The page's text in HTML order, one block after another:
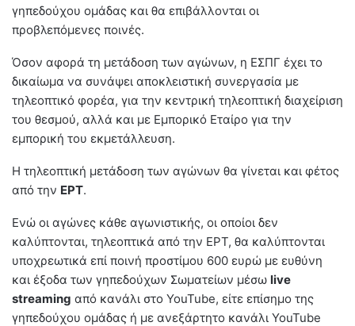
γηπεδούχου ομάδας και θα επιβάλλονται οι
προβλεπόμενες ποινές.
Όσον αφορά τη μετάδοση των αγώνων, η ΕΣΠΓ έχει το
δικαίωμα να συνάψει αποκλειστική συνεργασία με
τηλεοπτικό φορέα, για την κεντρική τηλεοπτική διαχείριση
του θεσμού, αλλά και με Εμπορικό Εταίρο για την
εμπορική του εκμετάλλευση.
Η τηλεοπτική μετάδοση των αγώνων θα γίνεται και φέτος
από την ΕΡΤ.
Ενώ οι αγώνες κάθε αγωνιστικής, οι οποίοι δεν
καλύπτονται, τηλεοπτικά από την ΕΡΤ, θα καλύπτονται
υποχρεωτικά επί ποινή προστίμου 600 ευρώ με ευθύνη
και έξοδα των γηπεδούχων Σωματείων μέσω live
streaming από κανάλι στο YouTube, είτε επίσημο της
γηπεδούχου ομάδας ή με ανεξάρτητο κανάλι YouTube